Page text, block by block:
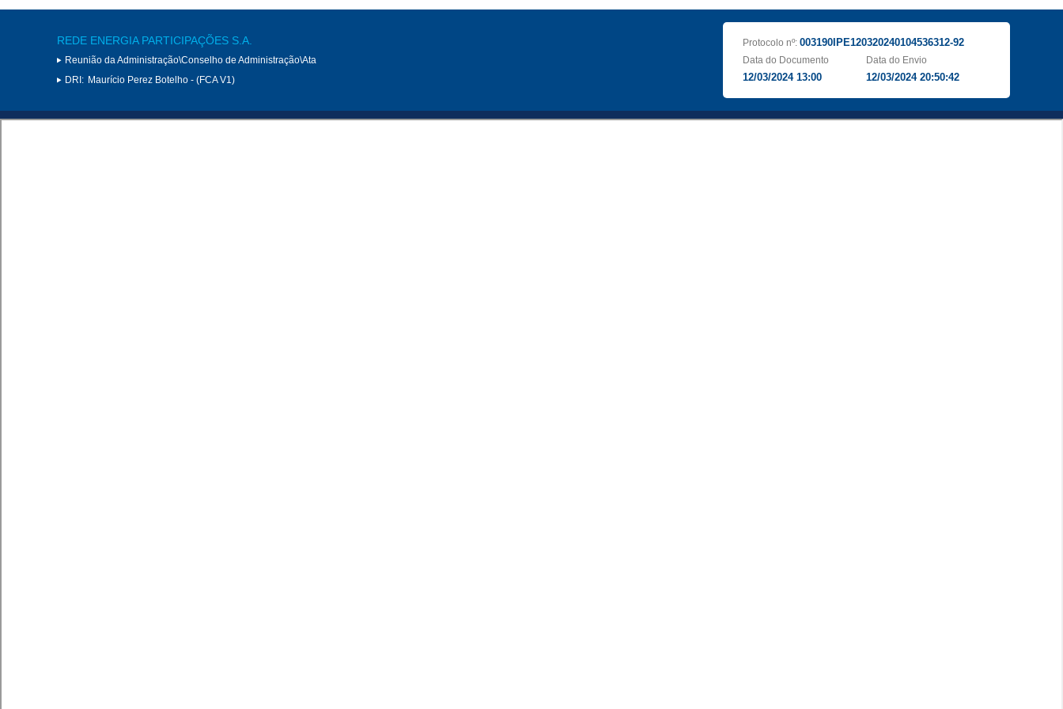
REDE ENERGIA PARTICIPAÇÕES S.A.
Reunião da Administração\Conselho de Administração\Ata
DRI: Maurício Perez Botelho - (FCA V1)
Protocolo nº: 003190IPE120320240104536312-92
Data do Documento
12/03/2024 13:00
Data do Envio
12/03/2024 20:50:42